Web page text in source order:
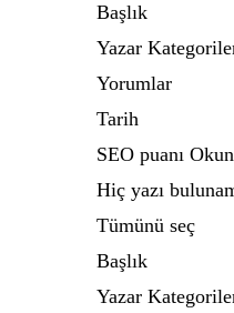
Başlık
Yazar
Yorumlar
Tarih
SEO puanı
Hiç yazı
Tümünü seç
Başlık
Yazar